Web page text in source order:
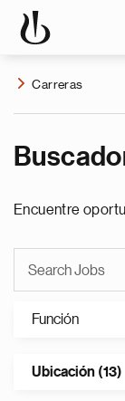
Carreras
Encuentre
Función
Ubicación (13)